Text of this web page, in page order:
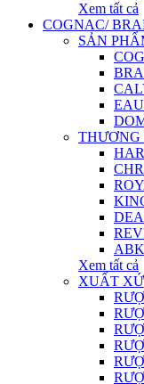
Xem tất cả
COGNAC/
SẢN
THƯƠNG
Xem tất cả
XUẤT XỨ